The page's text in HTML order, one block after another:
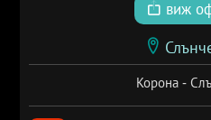
виж
Корона -